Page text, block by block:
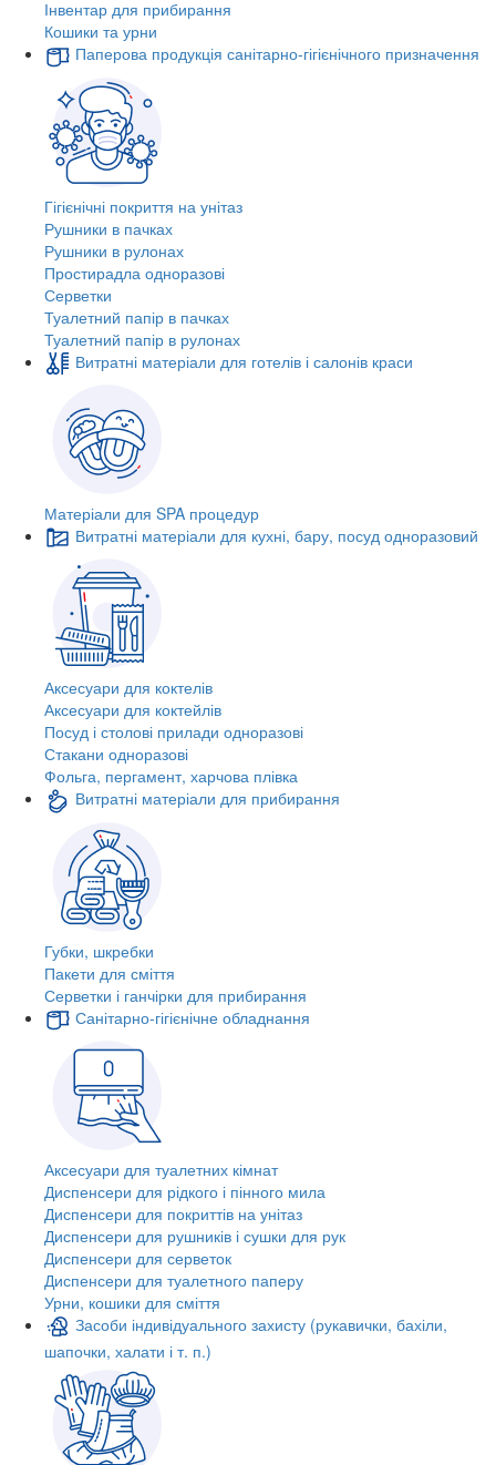
Інвентар для прибирання
Кошики та урни
Паперова продукція санітарно-гігієнічного призначення
Гігієнічні покриття на унітаз
Рушники в пачках
Рушники в рулонах
Простирадла одноразові
Серветки
Туалетний папір в пачках
Туалетний папір в рулонах
Витратні матеріали для готелів і салонів краси
Матеріали для SPA процедур
Витратні матеріали для кухні, бару, посуд одноразовий
Аксесуари для коктелів
Аксесуари для коктейлів
Посуд і столові прилади одноразові
Стакани одноразові
Фольга, пергамент, харчова плівка
Витратні матеріали для прибирання
Губки, шкребки
Пакети для сміття
Серветки і ганчірки для прибирання
Санітарно-гігієнічне обладнання
Аксесуари для туалетних кімнат
Диспенсери для рідкого і пінного мила
Диспенсери для покриттів на унітаз
Диспенсери для рушників і сушки для рук
Диспенсери для серветок
Диспенсери для туалетного паперу
Урни, кошики для сміття
Засоби індивідуального захисту (рукавички, бахіли,
шапочки, халати і т. п.)